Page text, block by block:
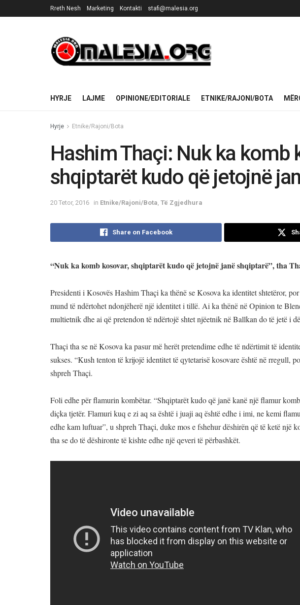
Rreth Nesh Marketing Kontakti stafi@malesia.org
HYRJE LAJME OPINIONE/EDITORIALE ETNIKE/RAJONI/BOTA
Hyrje Etnike/Rajoni/Bota
Hashim Thaçi: Nuk ka komb
shqiptarët kudo që jetojnë
20 Tetor, 2016 in Etnike/Rajoni/Bota Të Zgjedhura
Share on Facebook
“Nuk ka komb kosovar, shqiptarët kudo që jetojnë janë shqiptarë”, tha
Presidenti i Kosovës Hashim Thaçi ka thënë se Kosova ka identitet shtetëror,
mund të ndërtohet ndonjëherë një identitet i tillë. Ai ka thënë në Opinion te
multietnik dhe ai që pretendon të ndërtojë shtet njëetnik në Ballkan do të jetë i
Thaçi tha se në Kosova ka pasur më herët pretendime edhe të ndërtimit të
sukses. “Kush tenton të krijojë identitet të qytetarisë kosovare është në rregull,
shpreh Thaçi.
Foli edhe për flamurin kombëtar. “Shqiptarët kudo që janë kanë një flamur
diçka tjetër. Flamuri kuq e zi aq sa është i juaji aq është edhe i imi, ne kemi
edhe kam luftuar”, u shpreh Thaçi, duke mos e fshehur dëshirën që të ketë një
tha se do të dëshironte të kishte edhe një qeveri të përbashkët.